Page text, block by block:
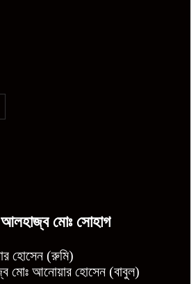
মোঃ সোহাগ
হোসেন (রুমি)
মোঃ আনোয়ার হোসেন (বাবুল)